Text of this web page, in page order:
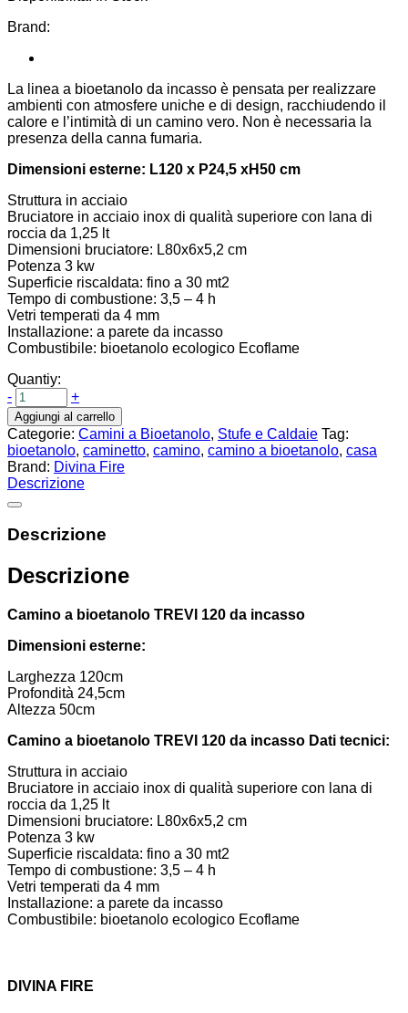
Brand:
La linea a bioetanolo da incasso è pensata per realizzare
ambienti con atmosfere uniche e di design, racchiudendo il
calore e l’intimità di un camino vero. Non è necessaria la
presenza della canna fumaria.
Dimensioni esterne: L120 x P24,5 xH50 cm
Struttura in acciaio
Bruciatore in acciaio inox di qualità superiore con lana di
roccia da 1,25 lt
Dimensioni bruciatore: L80x6x5,2 cm
Potenza 3 kw
Superficie riscaldata: fino a 30 mt2
Tempo di combustione: 3,5 – 4 h
Vetri temperati da 4 mm
Installazione: a parete da incasso
Combustibile: bioetanolo ecologico Ecoflame
Quantiy:
-
+
Aggiungi al carrello
Categorie: Camini a Bioetanolo, Stufe e Caldaie Tag:
bioetanolo, caminetto, camino, camino a bioetanolo, casa
Brand: Divina Fire
Descrizione
Descrizione
Descrizione
Camino a bioetanolo TREVI 120 da incasso
Dimensioni esterne:
Larghezza 120cm
Profondità 24,5cm
Altezza 50cm
Camino a bioetanolo TREVI 120 da incasso Dati tecnici:
Struttura in acciaio
Bruciatore in acciaio inox di qualità superiore con lana di
roccia da 1,25 lt
Dimensioni bruciatore: L80x6x5,2 cm
Potenza 3 kw
Superficie riscaldata: fino a 30 mt2
Tempo di combustione: 3,5 – 4 h
Vetri temperati da 4 mm
Installazione: a parete da incasso
Combustibile: bioetanolo ecologico Ecoflame
DIVINA FIRE